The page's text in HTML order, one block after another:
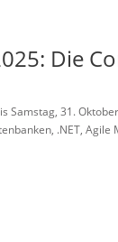
Die
Samstag, 31.
.NET, Agile